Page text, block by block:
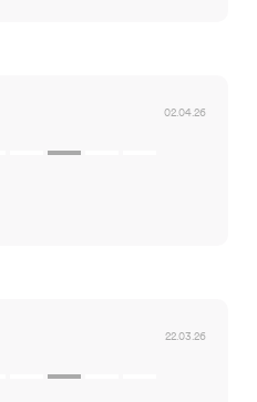
02.04.26
22.03.26